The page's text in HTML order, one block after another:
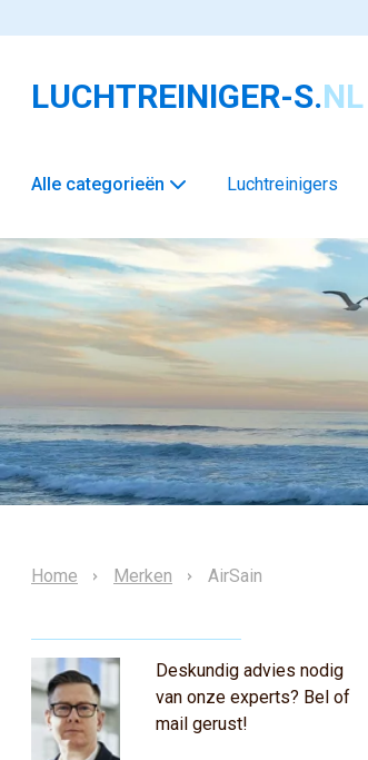
LUCHTREINIGER-S.NL
Alle categorieën Luchtreinigers
Home Merken AirSain
Deskundig advies nodig
van onze experts? Bel of
mail gerust!